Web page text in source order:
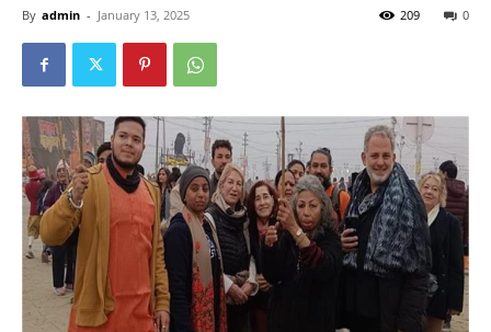
By admin - January 13, 2025 0
209